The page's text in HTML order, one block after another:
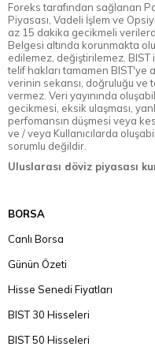
Foreks tarafından sağlanan
Piyasası, Vadeli İşlem ve
az 15 dakika gecikmeli
Belgesi altında korunmakta
edilemez, değiştirilemez. BIST
telif hakları tamamen BIST'ye
verinin sekansı, doğruluğu ve
vermez. Veri yayınında
gecikmesi, eksik ulaşması,
perfomansın düşmesi veya
ve / veya Kullanıcılarda
sorumlu değildir.
Uluslarası döviz piyasası
BORSA
Canlı Borsa
Günün Özeti
Hisse Senedi Fiyatları
BIST 30 Hisseleri
BIST 50 Hisseleri